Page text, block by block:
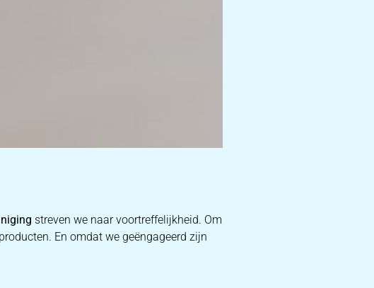
streven we naar voortreffelijkheid. Om
En omdat we geëngageerd zijn